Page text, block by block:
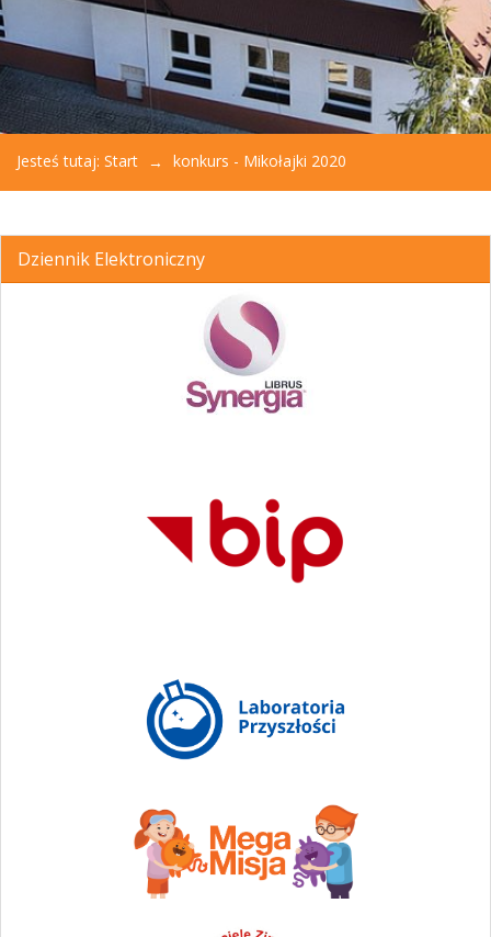
Jesteś tutaj: Start konkurs - Mikołajki 2020
Dziennik Elektroniczny